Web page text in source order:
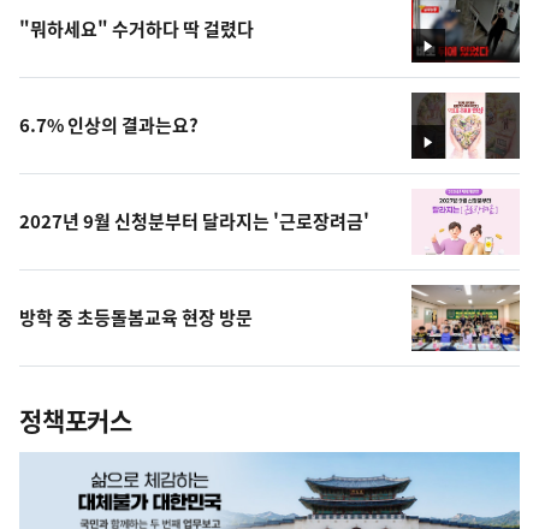
영
상
"뭐하세요" 수거하다 딱 걸렸다
영
상
6.7% 인상의 결과는요?
2027년 9월 신청분부터 달라지는 '근로장려금'
방학 중 초등돌봄교육 현장 방문
정책포커스